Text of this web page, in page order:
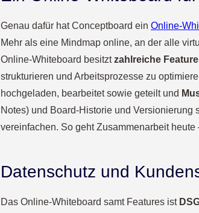
Genau dafür hat Conceptboard ein Online-
Mehr als eine Mindmap online, an der alle
Online-Whiteboard besitztzahlreiche
strukturieren und Arbeitsprozesse zu
hochgeladen, bearbeitet sowie geteilt und
Notes) und Board-Historie und
vereinfachen. So geht Zusammenarbeit
Datenschutz und
Das Online-Whiteboard samt Features ist